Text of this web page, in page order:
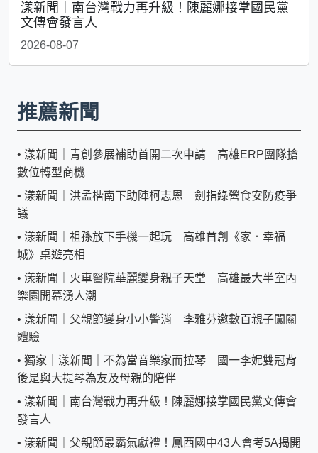
漾新聞｜南台灣戰力再升級！陳麗娜接掌國民黨
文傳會發言人
2026-08-07
推薦新聞
• 漾新聞｜青創參展補助首開二次申請 高雄ERP團隊搶
數位轉型商機
• 漾新聞｜洪孟楷南下助陣柯志恩 劍指綠營食安防疫爭
議
• 漾新聞｜祖孫放下手機一起玩 高雄首創《家．幸福
城》桌遊亮相
• 漾新聞｜火車醫院華麗變身親子天堂 高雄最大半室內
樂園開幕湧人潮
• 漾新聞｜父親節變身小小警消 李雅芬邀數百親子闖關
體驗
• 獨家｜漾新聞｜不為當音樂家而拉琴 國一李妮雙冠背
後是與大提琴為友及母親的陪伴
• 漾新聞｜南台灣戰力再升級！陳麗娜接掌國民黨文傳會
發言人
• 漾新聞｜父親節最霸氣獻禮！鳳西國中43人會考5A揭開